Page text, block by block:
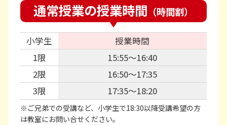
通常授業の授業時間 （時間割）
小学生
授業時間
1限
15:55〜16:40
2限
16:50〜17:35
3限
17:35〜18:20
※ご兄弟での受講など、小学生で18:30以降受講希望の方
は教室にお問い合せください。